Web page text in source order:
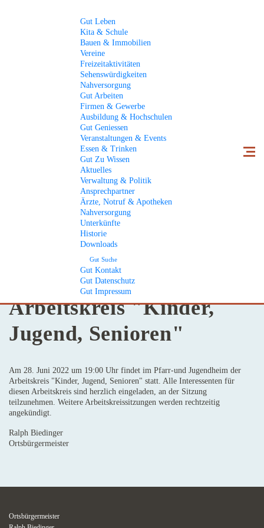
Gut Leben
Kita & Schule
Bauen & Immobilien
Vereine
Freizeitaktivitäten
Sehenswürdigkeiten
Nahversorgung
Gut Arbeiten
Firmen & Gewerbe
Ausbildung & Hochschulen
Gut Geniessen
Veranstaltungen & Events
Essen & Trinken
Gut Zu Wissen
Aktuelles
Verwaltung & Politik
Ansprechpartner
Ärzte, Notruf & Apotheken
Nahversorgung
Unterkünfte
Historie
Downloads
Gut Suche
Gut Kontakt
Gut Datenschutz
Gut Impressum
Gut zu wissen
ARBEITSKREIS "KINDER, JUGEND, SENIOREN"
AKTUELLES
Lesen Sie aktuelle Meldungen aus dem Dorfgeschehen.
« zurück zur Übersicht
Arbeitskreis "Kinder,
Jugend, Senioren"
Am 28. Juni 2022 um 19:00 Uhr findet im Pfarr-und Jugendheim der
Arbeitskreis "Kinder, Jugend, Senioren" statt. Alle Interessenten für
diesen Arbeitskreis sind herzlich eingeladen, an der Sitzung
teilzunehmen. Weitere Arbeitskreissitzungen werden rechtzeitig
angekündigt.
Ralph Biedinger
Ortsbürgermeister
Ortsbürgermeister